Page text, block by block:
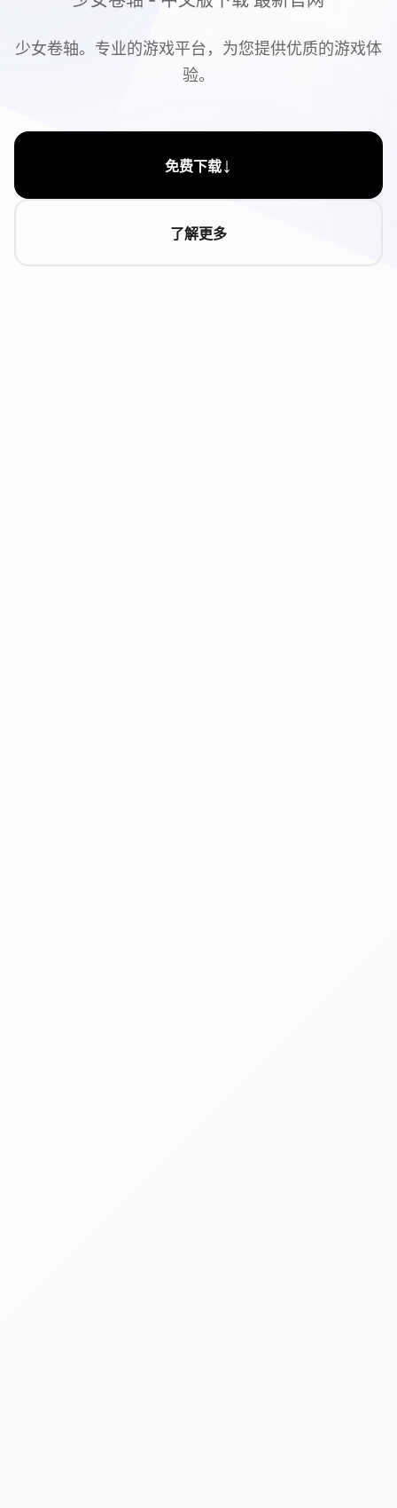
少女卷轴。专业的游戏平台，为您提供优质的游戏体
验。
免费下载↓
了解更多